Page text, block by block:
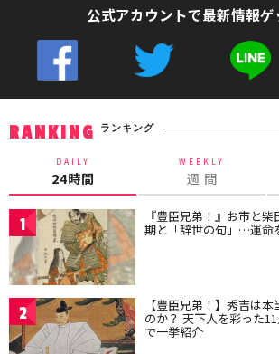
公式アカウントで最新情報ゲ
RANKING ランキング
DAILY
24時間
WEEKLY
週 間
1 『豊臣兄弟！』お市と
期と「辞世の句」…運命
2 【豊臣兄弟！】秀吉は
のか？ 天下人を彩った
で一挙紹介